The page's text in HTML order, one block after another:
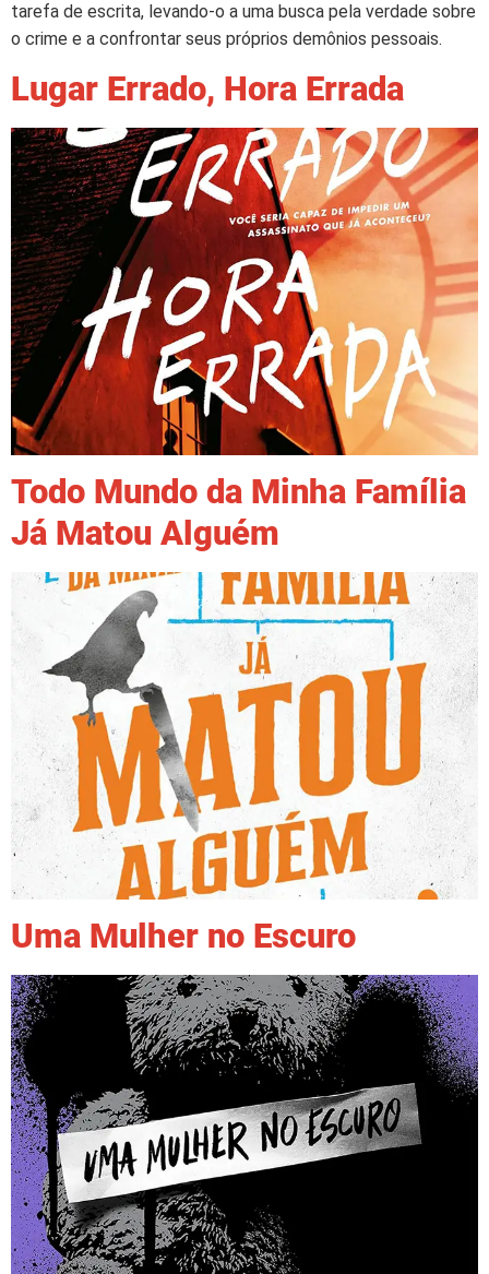
tarefa de escrita, levando-o a uma busca pela verdade sobre
o crime e a confrontar seus próprios demônios pessoais.
Lugar Errado, Hora Errada
Todo Mundo da Minha Família
Já Matou Alguém
Uma Mulher no Escuro